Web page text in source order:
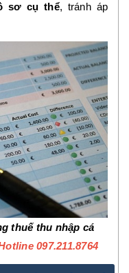
sơ cụ thể, tránh áp
thuế thu nhập cá
097.211.8764